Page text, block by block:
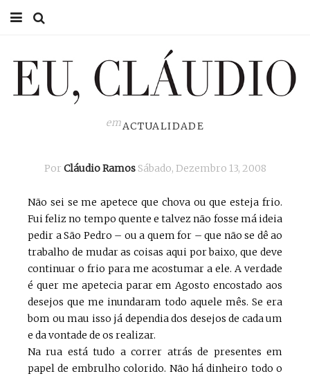
EU CLÁUDIO
ACTUALIDADE
emACTUALIDADE
Por Cláudio Ramos Sábado, Dezembro 13, 2008
Não sei se me apetece que chova ou que esteja frio.
Fui feliz no tempo quente e talvez não fosse má ideia
pedir a São Pedro – ou a quem for – que não se dê ao
trabalho de mudar as coisas aqui por baixo, que deve
continuar o frio para me acostumar a ele. A verdade
é quer me apetecia parar em Agosto encostado aos
desejos que me inundaram todo aquele mês. Se era
bom ou mau isso já dependia dos desejos de cada um
e da vontade de os realizar.
Na rua está tudo a correr atrás de presentes em
papel de embrulho colorido. Não há dinheiro todo o